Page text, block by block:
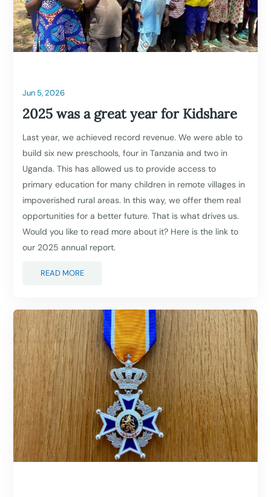
Jun 5, 2026
2025 was a great year for Kidshare
Last year, we achieved record revenue. We were able to
build six new preschools, four in Tanzania and two in
Uganda. This has allowed us to provide access to
primary education for many children in remote villages in
impoverished rural areas. In this way, we offer them real
opportunities for a better future. That is what drives us.
Would you like to read more about it? Here is the link to
our 2025 annual report.
READ MORE